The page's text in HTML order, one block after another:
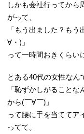
しかも会社行ってから
がって、
「もう出ました？も
∀・)」
って一時間おきくらい
とある40代の女性なん
「恥ずかしがること
から(￣∀￣)」
って腰に手を当ててア
ってて。